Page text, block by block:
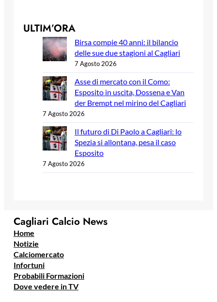
ULTIM’ORA
Birsa compie 40 anni: il bilancio
delle sue due stagioni al Cagliari
7 Agosto 2026
Asse di mercato con il Como:
Esposito in uscita, Dossena e Van
der Brempt nel mirino del Cagliari
7 Agosto 2026
Il futuro di Di Paolo a Cagliari: lo
Spezia si allontana, pesa il caso
Esposito
7 Agosto 2026
Cagliari Calcio News
Home
Notizie
Calciomercato
Infortuni
Probabili Formazioni
Dove vedere in TV